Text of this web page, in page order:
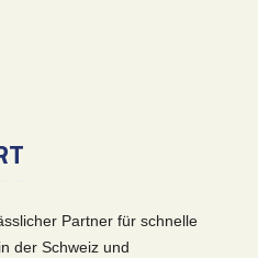
Partner für schnelle
der Schweiz und